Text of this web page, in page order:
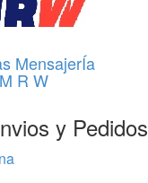
MensajerÍa
M R W
y Pedidos